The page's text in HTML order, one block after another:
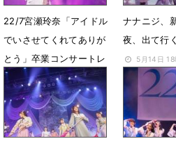
22/7宮瀬玲奈「アイドル
でいさせてくれてありが
とう」卒業コンサートレ
ポート
5月26日 18時33分
ナナニジ、
夜、出て行
5月14日